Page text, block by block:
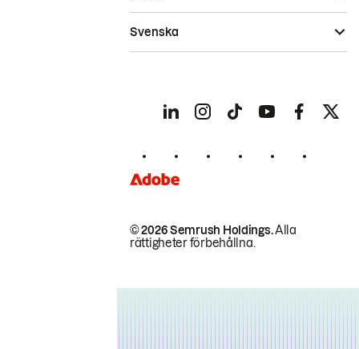
© 2026 Semrush Holdings.Alla
rättigheter förbehållna.
Svenska